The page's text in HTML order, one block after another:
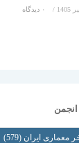
/ ۰ دیدگاه
انجمن
معماری ایران (579)